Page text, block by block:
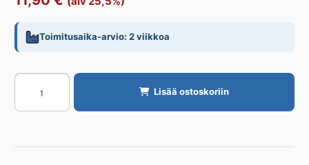
Toimitusaika-arvio: 2 viikkoa
Kärkisuulake
PUZER
Kapea
Lisää ostoskoriin